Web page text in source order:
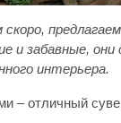
и забавные,
интерьера.
– отличный